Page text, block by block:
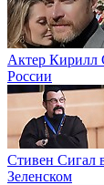
Актер Кирилл
России
Стивен Сигал
Зеленском